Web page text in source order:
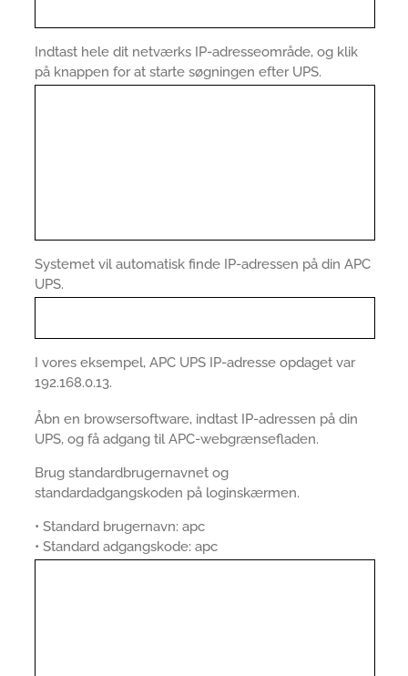
Indtast hele dit netværks IP-adresseområde, og klik
på knappen for at starte søgningen efter UPS.
Systemet vil automatisk finde IP-adressen på din APC
UPS.
I vores eksempel, APC UPS IP-adresse opdaget var
192.168.0.13.
Åbn en browsersoftware, indtast IP-adressen på din
UPS, og få adgang til APC-webgrænsefladen.
Brug standardbrugernavnet og
standardadgangskoden på loginskærmen.
• Standard brugernavn: apc
• Standard adgangskode: apc